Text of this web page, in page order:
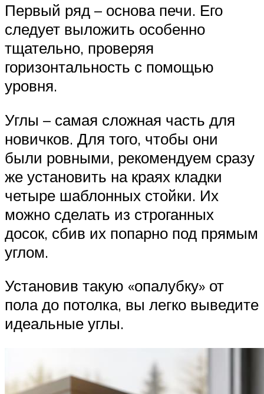
Первый ряд – основа печи. Его
следует выложить особенно
тщательно, проверяя
горизонтальность с помощью
уровня.
Углы – самая сложная часть для
новичков. Для того, чтобы они
были ровными, рекомендуем сразу
же установить на краях кладки
четыре шаблонных стойки. Их
можно сделать из строганных
досок, сбив их попарно под прямым
углом.
Установив такую «опалубку» от
пола до потолка, вы легко выведите
идеальные углы.